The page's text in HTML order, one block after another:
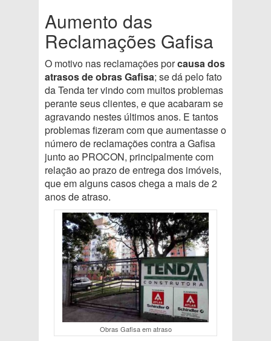
Aumento das
Reclamações Gafisa
O motivo nas reclamações porcausa dos
atrasos de obras Gafisa; se dá pelo fato
da Tenda ter vindo com muitos problemas
perante seus clientes, e que acabaram se
agravando nestes últimos anos. E tantos
problemas fizeram com que aumentasse o
número de reclamações contra a Gafisa
junto ao PROCON, principalmente com
relação ao prazo de entrega dos imóveis,
que em alguns casos chega a mais de 2
anos de atraso.
Obras Gafisa em atraso